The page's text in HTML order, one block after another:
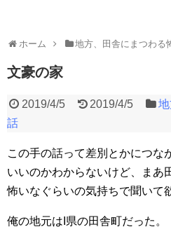
ホーム 地方、田舎にまつわる
文豪の家
2019/4/5 2019/4/5
話
この手の話って差別とかにつな
いいのかわからないけど、まあ
怖いなぐらいの気持ちで聞いて
俺の地元はI県の田舎町だった。